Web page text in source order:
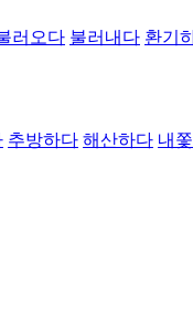
러오다 불러내다 환기
추방하다 해산하다 내